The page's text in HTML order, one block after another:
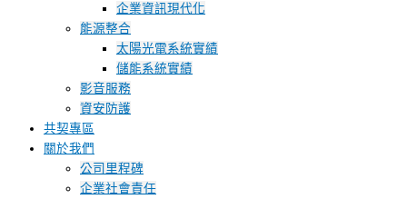
企業資訊現代化
能源整合
太陽光電系統實績
儲能系統實績
影音服務
資安防護
共契專區
關於我們
公司里程碑
企業社會責任